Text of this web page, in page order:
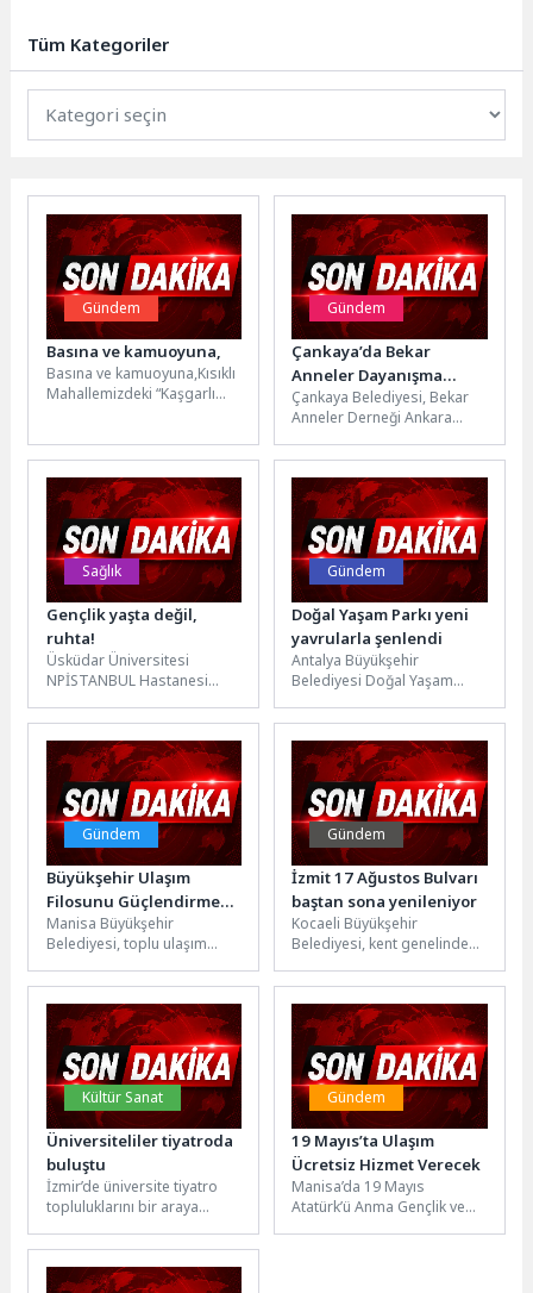
Tüm Kategoriler
Gündem
Basına ve kamuoyuna,
Basına ve kamuoyuna,Kısıklı
Mahallemizdeki “Kaşgarlı
açıklama...
Gündem
Çankaya’da Bekar
Anneler Dayanışma
Buluşması
Çankaya Belediyesi, Bekar
Anneler Derneği Ankara
buluşmasına ev sahipliği
yaptı. Bekar Annelere özel
Anneler...
Sağlık
Gençlik yaşta değil,
ruhta!
Üsküdar Üniversitesi
NPİSTANBUL Hastanesi
Hajiyeva, ruhsal yaş ile
kronolojik yaşın farkı;...
Gündem
Doğal Yaşam Parkı yeni
yavrularla şenlendi
Antalya Büyükşehir
Belediyesi Doğal Yaşam
papağan, jako papağan,
zebra, midilli ve alageyik...
Gündem
Büyükşehir Ulaşım
Filosunu Güçlendirmeye
Devam Ediyor
Manisa Büyükşehir
Belediyesi, toplu ulaşım
artırmak amacıyla araç
filosunu güçlendirmeye
devam ediyor. Cumhuriyet...
Gündem
İzmit 17 Ağustos Bulvarı
baştan sona yenileniyor
Kocaeli Büyükşehir
Belediyesi, kent genelinde
ve mevcut yolların kullanım
ömrünü uzatmak amacıyla...
Kültür Sanat
Üniversiteliler tiyatroda
buluştu
İzmir’de üniversite tiyatro
topluluklarını bir araya
Üniversite Tiyatro Festivali,
Güzelyalı Nazım...
Gündem
19 Mayıs’ta Ulaşım
Ücretsiz Hizmet Verecek
Manisa’da 19 Mayıs
Atatürk’ü Anma Gençlik ve